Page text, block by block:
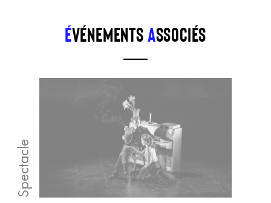
Événementsassociés
Spectacle